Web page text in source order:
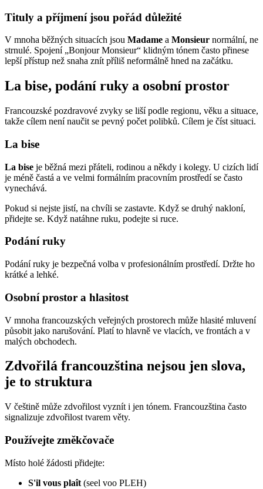
Tituly a příjmení jsou pořád důležité
V mnoha běžných situacích jsou Madame a Monsieur normální, ne
strnulé. Spojení „Bonjour Monsieur“ klidným tónem často přinese
lepší přístup než snaha znít příliš neformálně hned na začátku.
La bise, podání ruky a osobní prostor
Francouzské pozdravové zvyky se liší podle regionu, věku a situace,
takže cílem není naučit se pevný počet polibků. Cílem je číst situaci.
La bise
La bise je běžná mezi přáteli, rodinou a někdy i kolegy. U cizích lidí
je méně častá a ve velmi formálním pracovním prostředí se často
vynechává.
Pokud si nejste jistí, na chvíli se zastavte. Když se druhý nakloní,
přidejte se. Když natáhne ruku, podejte si ruce.
Podání ruky
Podání ruky je bezpečná volba v profesionálním prostředí. Držte ho
krátké a lehké.
Osobní prostor a hlasitost
V mnoha francouzských veřejných prostorech může hlasité mluvení
působit jako narušování. Platí to hlavně ve vlacích, ve frontách a v
malých obchodech.
Zdvořilá francouzština nejsou jen slova,
je to struktura
V češtině může zdvořilost vyznít i jen tónem. Francouzština často
signalizuje zdvořilost tvarem věty.
Používejte změkčovače
Místo holé žádosti přidejte:
S'il vous plaît (seel voo PLEH)